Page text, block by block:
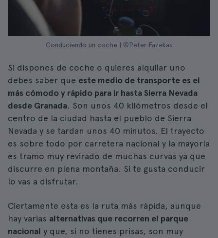
Conduciendo un coche | ©Peter Fazekas
Si dispones de coche o quieres alquilar uno
debes saber que este medio de transporte es el
más cómodo y rápido para ir hasta Sierra Nevada
desde Granada. Son unos 40 kilómetros desde el
centro de la ciudad hasta el pueblo de Sierra
Nevada y se tardan unos 40 minutos. El trayecto
es sobre todo por carretera nacional y la mayoría
es tramo muy revirado de muchas curvas ya que
discurre en plena montaña. Si te gusta conducir
lo vas a disfrutar.
Ciertamente esta es la ruta más rápida, aunque
hay varias alternativas que recorren el parque
nacional y que, si no tienes prisas, son muy